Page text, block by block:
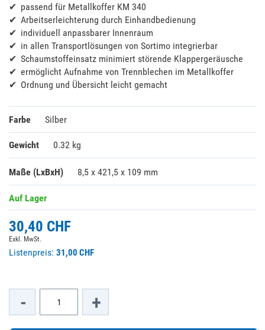
passend für Metallkoffer KM 340
Arbeitserleichterung durch Einhandbedienung
individuell anpassbarer Innenraum
in allen Transportlösungen von Sortimo integrierbar
Schaumstoffeinsatz minimiert störende Klappergeräusche
ermöglicht Aufnahme von Trennblechen im Metallkoffer
Ordnung und Übersicht leicht gemacht
Farbe Silber
Gewicht 0.32 kg
Maße (LxBxH) 8,5 x 421,5 x 109 mm
Auf Lager
30,40 CHF
Exkl. MwSt.
Listenpreis: 31,00 CHF
- +